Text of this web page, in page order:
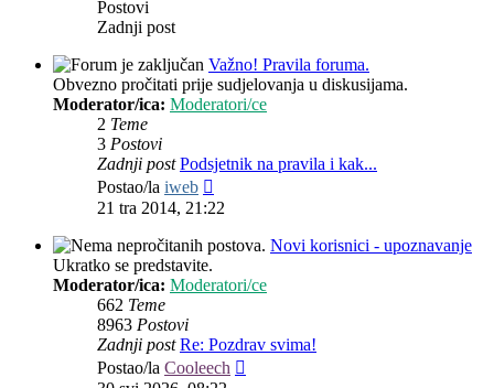
Postovi
Zadnji post
Važno! Pravila foruma.
Obvezno pročitati prije sudjelovanja u diskusijama.
Moderator/ica: Moderatori/ce
2 Teme
3 Postovi
Zadnji post Podsjetnik na pravila i kak...
Postao/la iweb
post
21 tra 2014, 21:22
Novi korisnici - upoznavanje
Ukratko se predstavite.
Moderator/ica: Moderatori/ce
662 Teme
8963 Postovi
Zadnji post Re: Pozdrav svima!
Postao/la Cooleech